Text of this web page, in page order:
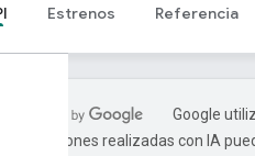
Estrenos Referencia
Google
traducciones realizadas con IA